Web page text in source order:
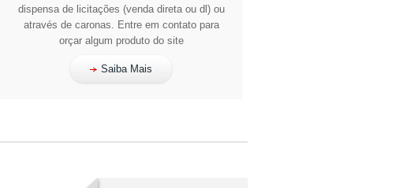
dispensa de licitações (venda direta ou dl) ou
através de caronas. Entre em contato para
orçar algum produto do site
Saiba Mais